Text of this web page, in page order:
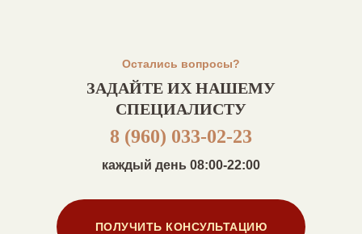
Остались вопросы?
ЗАДАЙТЕ ИХ НАШЕМУ
СПЕЦИАЛИСТУ
8 (960) 033-02-23
каждый день 08:00-22:00
ПОЛУЧИТЬ КОНСУЛЬТАЦИЮ